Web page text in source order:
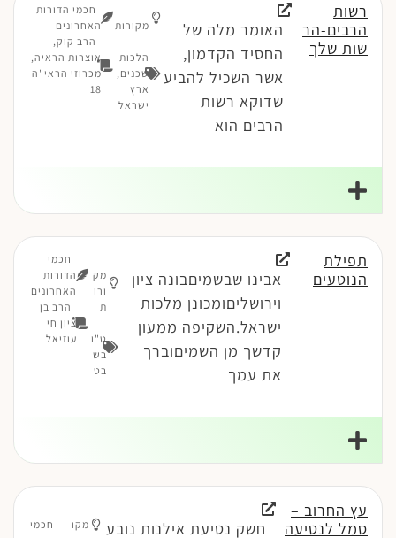
רשות
הרבים-הר
שות שלך
האומר מלה של
החסיד הקדמון,
אשר השכיל להביע
שדוקא רשות
הרבים הוא
מקורות
הלכות
שכנים,
ארץ
ישראל
חכמי הדורות
האחרונים
הרב קוק,
אוצרות הראיה,
מכרוזי הראי"ה
18
תפילת
הנוטעים
אבינו שבשמיםבונה ציון
וירושליםומכונן מלכות
ישראל.השקיפה ממעון
קדשך מן השמיםוברך
את עמך
מק
ורו
ת
ט"ו
בש
בט
חכמי
הדורות
האחרונים
הרב בן
ציון חי
עוזיאל
עץ החרוב –
סמל לנטיעה
חשק נטיעת אילנות נובע
מקו
חכמי